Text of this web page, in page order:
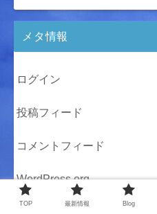
メタ情報
ログイン
投稿フィード
コメントフィード
WordPress.org
TOP 最新情報 Blog